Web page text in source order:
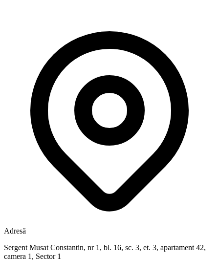
Adresă
Sergent Musat Constantin, nr 1, bl. 16, sc. 3, et. 3, apartament 42,
camera 1, Sector 1